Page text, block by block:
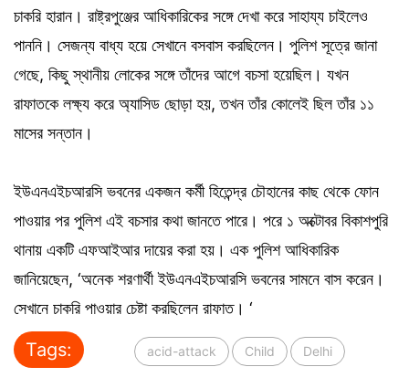
চাকরি হারান। রাষ্ট্রপুঞ্জের আধিকারিকের সঙ্গে দেখা করে সাহায্য চাইলেও
পাননি। সেজন্য বাধ্য হয়ে সেখানে বসবাস করছিলেন। পুলিশ সূত্রে জানা
গেছে, কিছু স্থানীয় লোকের সঙ্গে তাঁদের আগে বচসা হয়েছিল। যখন
রাফাতকে লক্ষ্য করে অ্যাসিড ছোড়া হয়, তখন তাঁর কোলেই ছিল তাঁর ১১
মাসের সন্তান।
ইউএনএইচআরসি ভবনের একজন কর্মী হিতেন্দ্র চৌহানের কাছ থেকে ফোন
পাওয়ার পর পুলিশ এই বচসার কথা জানতে পারে। পরে ১ অক্টোবর বিকাশপুরি
থানায় একটি এফআইআর দায়ের করা হয়। এক পুলিশ আধিকারিক
জানিয়েছেন, ‘অনেক শরণার্থী ইউএনএইচআরসি ভবনের সামনে বাস করেন।
সেখানে চাকরি পাওয়ার চেষ্টা করছিলেন রাফাত। ‘
Tags: acid-attack Child Delhi